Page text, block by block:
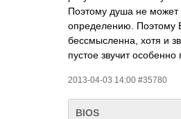
Поэтому душа не может
определению. Поэтому
бессмысленна, хотя и
пустое звучит особенно
2013-04-03 14:00 #35780
BIOS